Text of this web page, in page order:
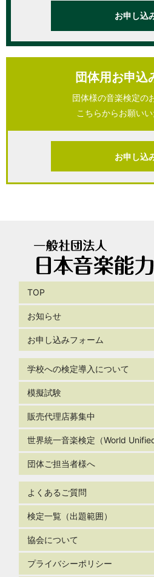
お申し込
団体用お申込
団体様の音楽検定の
こちらからお願いい
お申し込
TOP
お知らせ
お申し込みフォーム
学校への検定導入について
模擬試験
販売代理店募集中
世界統一音楽検定（World
団体ご担当者様へ
よくあるご質問
検定一覧（出題範囲）
協会について
プライバシーポリシー